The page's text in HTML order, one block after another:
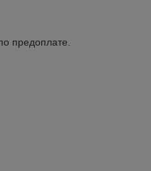
предоплате.